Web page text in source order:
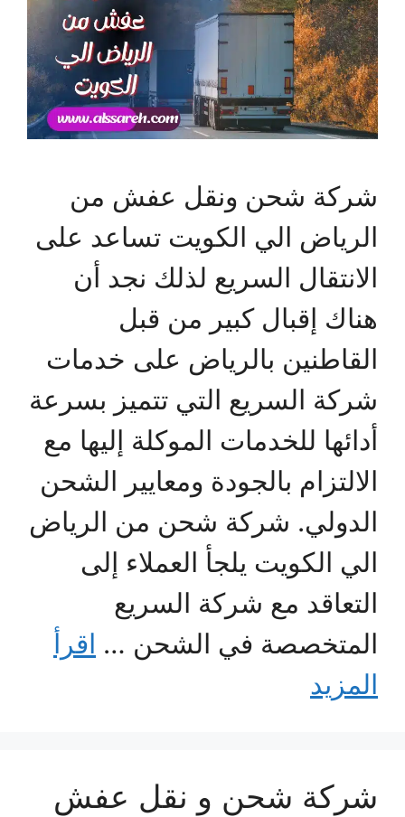
شركة شحن ونقل عفش من
الرياض الي الكويت تساعد على
الانتقال السريع لذلك نجد أن
هناك إقبال كبير من قبل
القاطنين بالرياض على خدمات
شركة السريع التي تتميز بسرعة
أدائها للخدمات الموكلة إليها مع
الالتزام بالجودة ومعايير الشحن
الدولي. شركة شحن من الرياض
الي الكويت يلجأ العملاء إلى
التعاقد مع شركة السريع
المتخصصة في الشحن … اقرأ
المزيد
شركة شحن و نقل عفش